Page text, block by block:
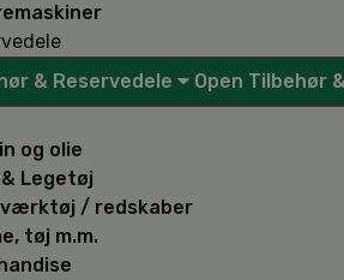
& Reservedele
Open Tilbehør
og olie
Legetøj
/ redskaber
tøj m.m.